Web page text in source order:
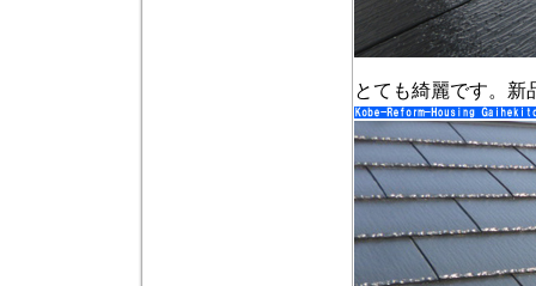
とても綺麗です。新